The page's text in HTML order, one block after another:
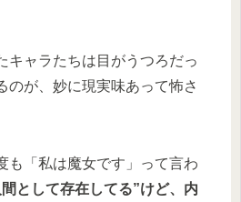
キャラたちは目がうつろだっ
のが、妙に現実味あって怖さ
も「私は魔女です」って言わ
として存在してる”けど、内